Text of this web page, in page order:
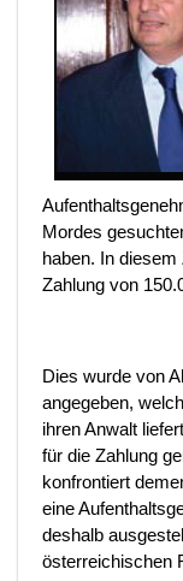
Mordes
haben. In
Zahlung von
Dies wurde von
angegeben,
ihren Anwalt
für die Zahlung
konfrontiert
eine
deshalb
österreichischen